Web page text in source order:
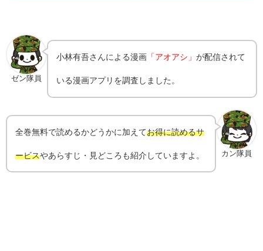
ゼン隊員
小林有吾さんによる漫画 「アオアシ」が配信されて
いる漫画アプリを調査しました。
カン隊員
全巻無料で読めるかどうかに加えてお得に読めるサ
ービスやあらすじ・見どころも紹介していますよ。